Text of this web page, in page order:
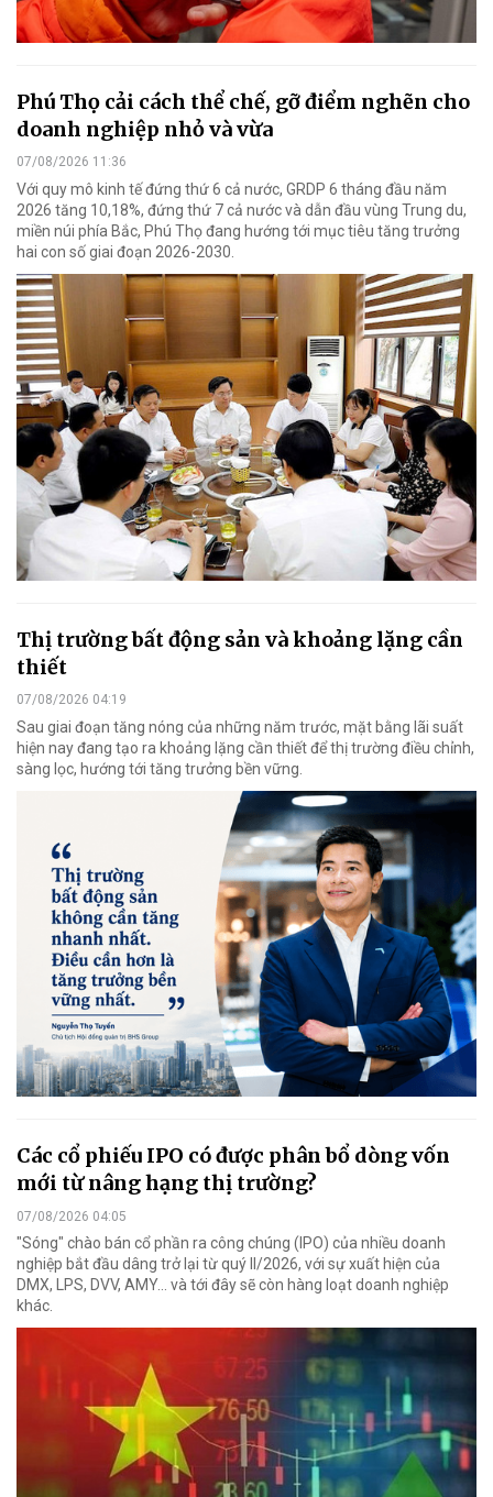
Phú Thọ cải cách thể chế, gỡ điểm nghẽn cho
doanh nghiệp nhỏ và vừa
07/08/2026 11:36
Với quy mô kinh tế đứng thứ 6 cả nước, GRDP 6 tháng đầu năm
2026 tăng 10,18%, đứng thứ 7 cả nước và dẫn đầu vùng Trung du,
miền núi phía Bắc, Phú Thọ đang hướng tới mục tiêu tăng trưởng
hai con số giai đoạn 2026-2030.
Thị trường bất động sản và khoảng lặng cần
thiết
07/08/2026 04:19
Sau giai đoạn tăng nóng của những năm trước, mặt bằng lãi suất
hiện nay đang tạo ra khoảng lặng cần thiết để thị trường điều chỉnh,
sàng lọc, hướng tới tăng trưởng bền vững.
Các cổ phiếu IPO có được phân bổ dòng vốn
mới từ nâng hạng thị trường?
07/08/2026 04:05
"Sóng" chào bán cổ phần ra công chúng (IPO) của nhiều doanh
nghiệp bắt đầu dâng trở lại từ quý II/2026, với sự xuất hiện của
DMX, LPS, DVV, AMY... và tới đây sẽ còn hàng loạt doanh nghiệp
khác.